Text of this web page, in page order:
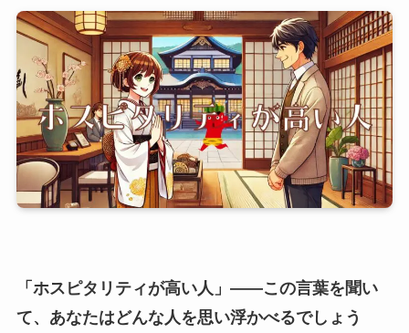
「ホスピタリティが高い人」――この言葉を聞い
て、あなたはどんな人を思い浮かべるでしょう